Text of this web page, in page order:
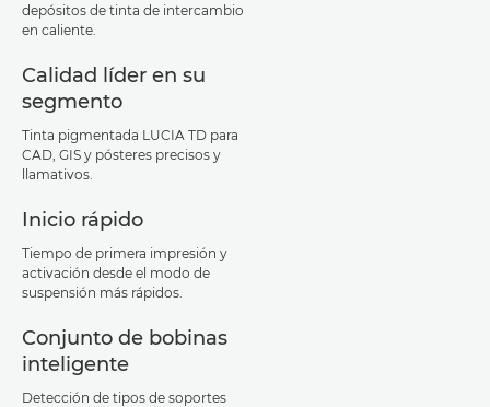
depósitos de tinta de intercambio
en caliente.
Calidad líder en su
segmento
Tinta pigmentada LUCIA TD para
CAD, GIS y pósteres precisos y
llamativos.
Inicio rápido
Tiempo de primera impresión y
activación desde el modo de
suspensión más rápidos.
Conjunto de bobinas
inteligente
Detección de tipos de soportes